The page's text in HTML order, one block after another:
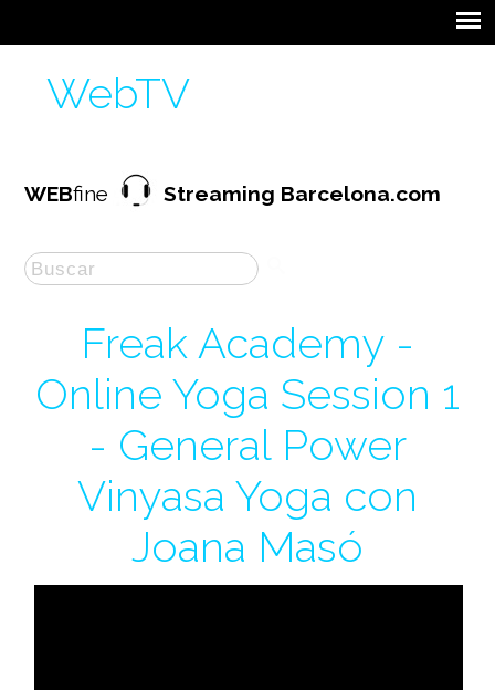
WebTV
WEBfineStreaming Barcelona.com
Freak Academy -
Online Yoga Session 1
- General Power
Vinyasa Yoga con
Joana Masó